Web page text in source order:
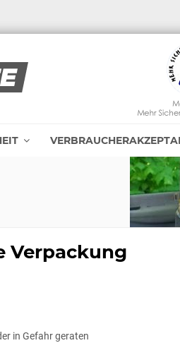
Verpackung
in Gefahr geraten